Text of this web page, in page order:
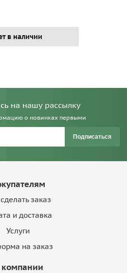
в наличии
на нашу рассылку
о новинках первыми
Подписаться
заказ
и доставка
Услуги
на заказ